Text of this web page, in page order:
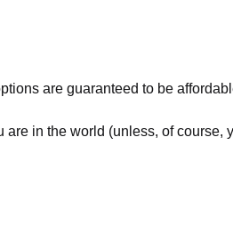
are guaranteed to be
are in the world (unless, of course,